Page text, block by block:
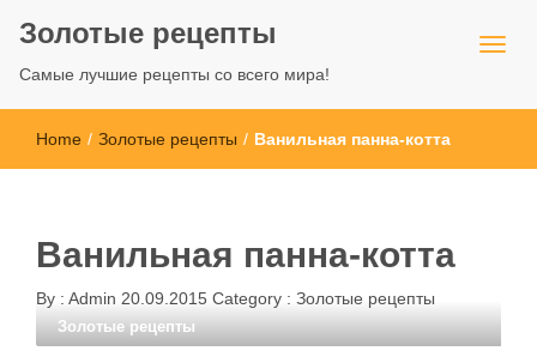
Золотые рецепты
Самые лучшие рецепты со всего мира!
Home / Золотые рецепты / Ванильная панна-котта
Ванильная панна-котта
By : Admin 20.09.2015 Category : Золотые рецепты
Золотые рецепты